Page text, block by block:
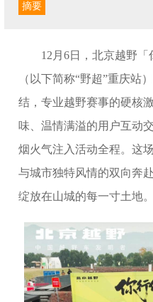
摘要
12月6日，北京越野
（以下简称“野超”重庆站
结，专业越野赛事的硬核
味、温情满溢的用户互动
烟火气注入活动全程。这
与城市独特风情的双向奔
绽放在山城的每一寸土地。